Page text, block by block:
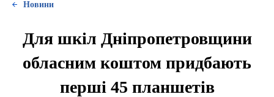
Новини
Для шкіл Дніпропетровщини
обласним коштом придбають
перші 45 планшетів